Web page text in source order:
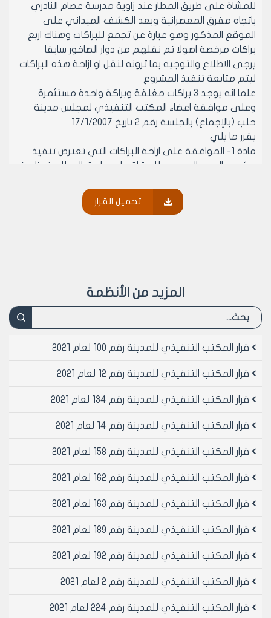
للمشاة على طريق المطار عند زاوية مدرسة عصام النادري
باتجاه مفرق المعصرانية وبعد الكشف الميداني على
الموقع المذكور وهو عبارة عن تجمع للبراكات وهناك اربع
براكات مرخصة اصولا تم نقلهم من دوار الصاخور سابقا
يرجى الاطلاع والتوجيه بما ترونه لنقل او ازاحة هذه البراكات
ليتم متابعة تنفيذ المشروع
علما انه يوجد 3 براكات مغلقة وبراكة واحدة مستثمرة
وعلى موافقة اعضاء المكتب التنفيذي لمجلس مدينة
حلب (بالإجماع) بالجلسة رقم 2 تاريخ 17/1/2007
يقرر ما يلي
مادة 1- الموافقة على ازاحة البراكات التي تعترض تنفيذ
مشروع الجسر الحديدي للمشاة على طريق المطار عند زاوية
مادة 2- ينشر هذا القرار في لوحة اعلانات مجلس مدينة
حلب
الدكتور المهندس معن الشبلي
تحميل القرار
المزيد من الأنظمة
قرار المكتب التنفيذي للمدينة رقم 100 لعام 2021
قرار المكتب التنفيذي للمدينة رقم 12 لعام 2021
قرار المكتب التنفيذي للمدينة رقم 134 لعام 2021
قرار المكتب التنفيذي للمدينة رقم 14 لعام 2021
قرار المكتب التنفيذي للمدينة رقم 158 لعام 2021
قرار المكتب التنفيذي للمدينة رقم 162 لعام 2021
قرار المكتب التنفيذي للمدينة رقم 163 لعام 2021
قرار المكتب التنفيذي للمدينة رقم 189 لعام 2021
قرار المكتب التنفيذي للمدينة رقم 192 لعام 2021
قرار المكتب التنفيذي للمدينة رقم 2 لعام 2021
قرار المكتب التنفيذي للمدينة رقم 224 لعام 2021